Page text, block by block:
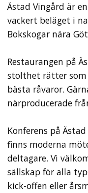
Ästad Vingård är
vackert beläget i
Bokskogar nära
Restaurangen på
stolthet rätter som
bästa råvaror.
närproducerade
Konferens på
finns moderna
deltagare. Vi
sällskap för alla
kick-offen eller